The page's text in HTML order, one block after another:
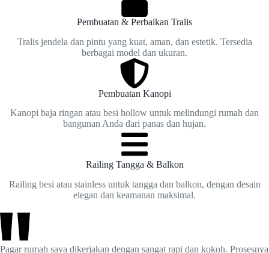
Pembuatan & Perbaikan Tralis
Tralis jendela dan pintu yang kuat, aman, dan estetik. Tersedia
berbagai model dan ukuran.
Pembuatan Kanopi
Kanopi baja ringan atau besi hollow untuk melindungi rumah dan
bangunan Anda dari panas dan hujan.
Railing Tangga & Balkon
Railing besi atau stainless untuk tangga dan balkon, dengan desain
elegan dan keamanan maksimal.
Pagar rumah saya dikerjakan dengan sangat rapi dan kokoh. Prosesnya